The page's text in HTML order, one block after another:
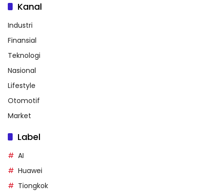
Kanal
Industri
Finansial
Teknologi
Nasional
Lifestyle
Otomotif
Market
Label
AI
Huawei
Tiongkok